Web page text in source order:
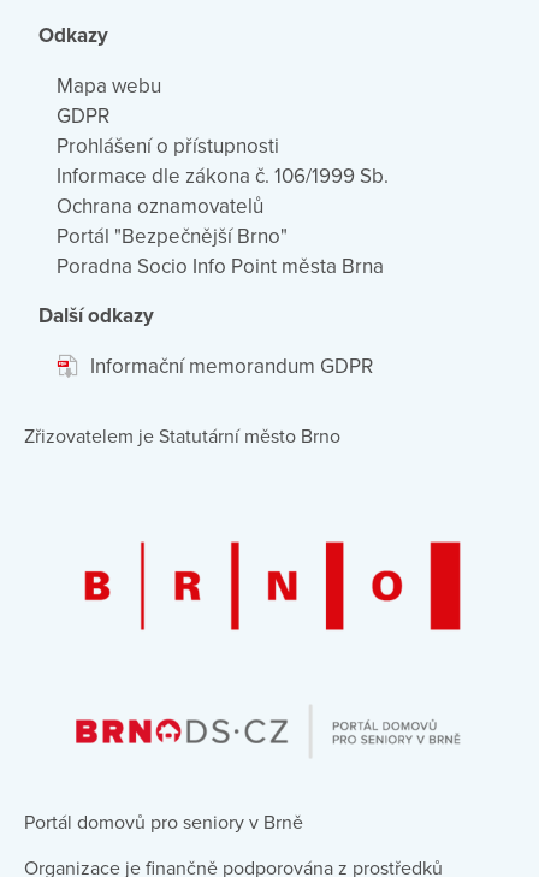
Odkazy
Mapa webu
GDPR
Prohlášení o přístupnosti
Informace dle zákona č. 106/1999 Sb.
Ochrana oznamovatelů
Portál "Bezpečnější Brno"
Poradna Socio Info Point města Brna
Další odkazy
Informační memorandum GDPR
Zřizovatelem je Statutární město Brno
Portál domovů pro seniory v Brně
Organizace je finančně podporována z prostředků